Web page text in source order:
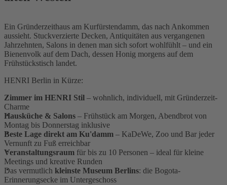
Ein Gründerzeithaus am Kurfürstendamm, das nach Ankommen
aussieht. Stuckverzierte Decken, Antiquitäten aus vergangenen
Jahrzehnten, Salons in denen man sich sofort wohlfühlt – und ein
Bienenvolk auf dem Dach, dessen Honig morgens auf dem
Frühstückstisch landet.
HENRI Berlin in Kürze:
Zimmer im HENRI Stil – wohnlich, individuell, mit Gründerzeit-
Charme
Hausküche & Salons – Frühstück am Morgen, Abendbrot von
Montag bis Donnerstag inklusive
Beste Lage direkt am Ku'damm – KaDeWe, Zoo und Bar jeder
Vernunft zu Fuß erreichbar
Veranstaltungsraum für bis zu 10 Personen – ideal für kleine
Meetings und kreative Runden
Das vermutlich kleinste Museum Berlins: die Bogota-
Erinnerungsecke im Untergeschoss